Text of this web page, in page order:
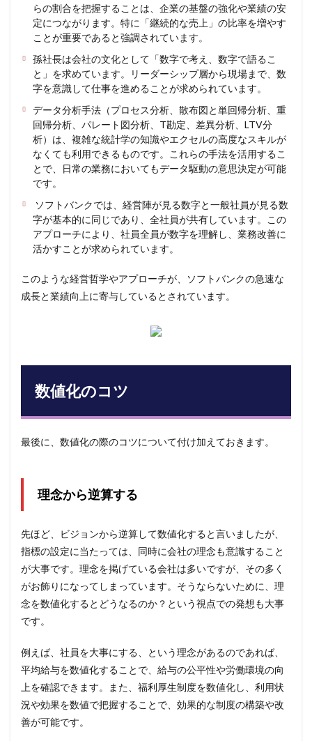
らの割合を把握することは、企業の基盤の強化や業績の安
定につながります。特に「継続的な売上」の比率を増やす
ことが重要であると強調されています。
孫社長は会社の文化として「数字で考え、数字で語るこ
と」を求めています。リーダーシップ層から現場まで、数
字を意識して仕事を進めることが求められています。
データ分析手法（プロセス分析、散布図と単回帰分析、重
回帰分析、パレート図分析、T勘定、差異分析、LTV分
析）は、複雑な統計学の知識やエクセルの高度なスキルが
なくても利用できるものです。これらの手法を活用するこ
とで、日常の業務においてもデータ駆動の意思決定が可能
です。
ソフトバンクでは、経営陣が見る数字と一般社員が見る数
字が基本的に同じであり、全社員が共有しています。この
アプローチにより、社員全員が数字を理解し、業務改善に
活かすことが求められています。
このような経営哲学やアプローチが、ソフトバンクの急速な
成長と業績向上に寄与しているとされています。
数値化のコツ
最後に、数値化の際のコツについて付け加えておきます。
理念から逆算する
先ほど、ビジョンから逆算して数値化すると言いましたが、
指標の設定に当たっては、同時に会社の理念も意識すること
が大事です。理念を掲げている会社は多いですが、その多く
がお飾りになってしまっています。そうならないために、理
念を数値化するとどうなるのか？という視点での発想も大事
です。
例えば、社員を大事にする、という理念があるのであれば、
平均給与を数値化することで、給与の公平性や労働環境の向
上を確認できます。また、 福利厚生制度を数値化し、利用状
況や効果を数値で把握することで、効果的な制度の構築や改
善が可能です。